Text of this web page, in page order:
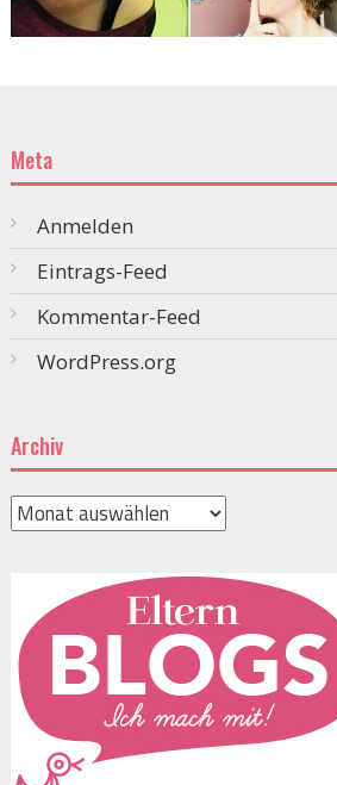
Meta
Anmelden
Eintrags-Feed
Kommentar-Feed
WordPress.org
Archiv
Archiv